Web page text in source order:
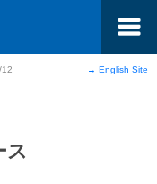
→ English Site
ス